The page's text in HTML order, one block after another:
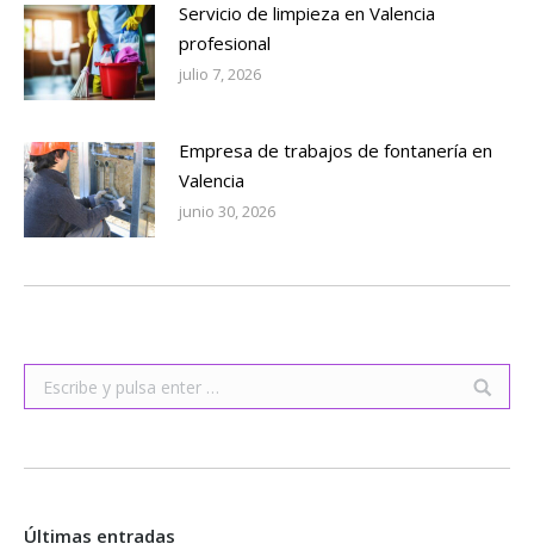
Servicio de limpieza en Valencia
profesional
julio 7, 2026
Empresa de trabajos de fontanería en
Valencia
junio 30, 2026
Buscar:
Últimas entradas